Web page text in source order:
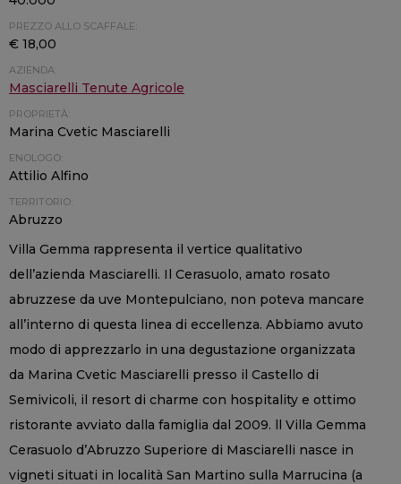
PREZZO ALLO SCAFFALE:
€ 18,00
AZIENDA:
Masciarelli Tenute Agricole
PROPRIETÀ:
Marina Cvetic Masciarelli
ENOLOGO:
Attilio Alfino
TERRITORIO:
Abruzzo
Villa Gemma rappresenta il vertice qualitativo
dell’azienda Masciarelli. Il Cerasuolo, amato rosato
abruzzese da uve Montepulciano, non poteva mancare
all’interno di questa linea di eccellenza. Abbiamo avuto
modo di apprezzarlo in una degustazione organizzata
da Marina Cvetic Masciarelli presso il Castello di
Semivicoli, il resort di charme con hospitality e ottimo
ristorante avviato dalla famiglia dal 2009. ll Villa Gemma
Cerasuolo d’Abruzzo Superiore di Masciarelli nasce in
vigneti situati in località San Martino sulla Marrucina (a